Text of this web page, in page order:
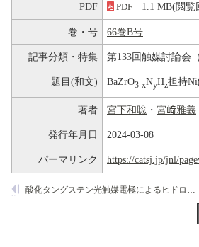
PDF PDF 1.1 MB(閲覧
巻・号 66巻B号
記事分類・特集 第133回触媒討論会
題目(和文) BaZrO3-xNyHz担持
著者 宮下和聡 ・ 宮﨑雅義
発行年月日 2024-03-08
パーマリンク https://catsj.jp/jnl/
酸化タングステン光触媒電極によるヒドロキシルラジカル生成とメタン変換